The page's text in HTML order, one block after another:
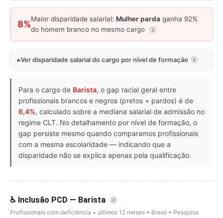
8%
Maior disparidade salarial: Mulher parda ganha 92%
do homem branco no mesmo cargo
i
Ver disparidade salarial do cargo por nível de formação i
Para o cargo de Barista, o gap racial geral entre
profissionais brancos e negros (pretos + pardos) é de
6,4%, calculado sobre a mediana salarial de admissão no
regime CLT. No detalhamento por nível de formação, o
gap persiste mesmo quando comparamos profissionais
com a mesma escolaridade — indicando que a
disparidade não se explica apenas pela qualificação.
♿ Inclusão PCD — Barista i
Profissionais com deficiência • últimos 12 meses • Brasil • Pesquisa